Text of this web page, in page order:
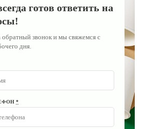
готов ответить на
обратный звонок и мы свяжемся с
дня.
*